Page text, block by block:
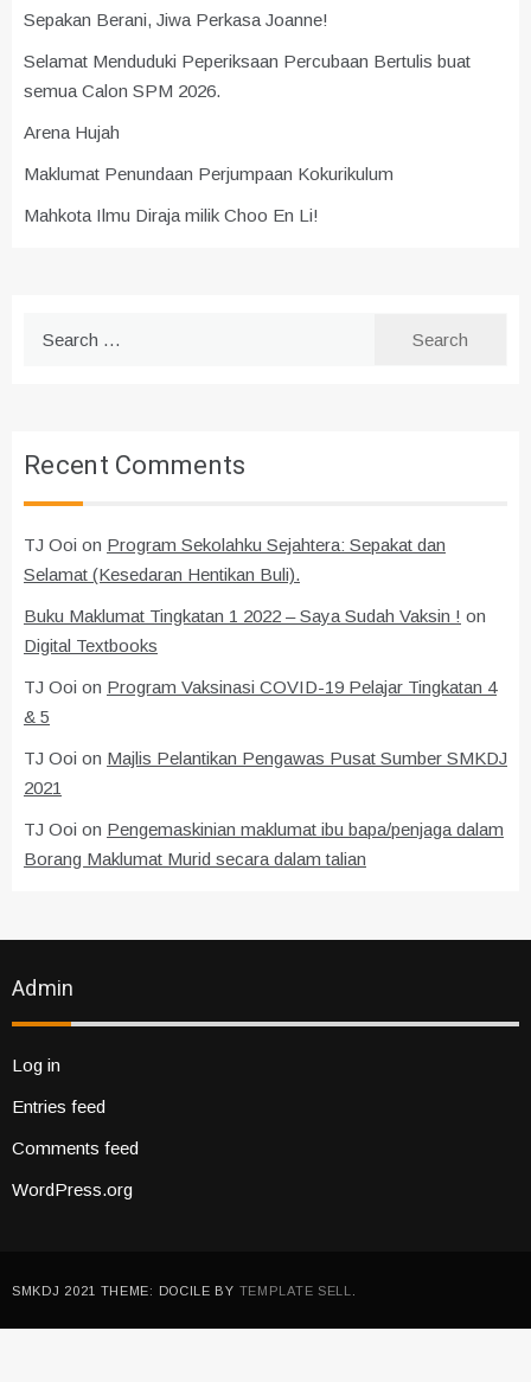
Sepakan Berani, Jiwa Perkasa Joanne!
Selamat Menduduki Peperiksaan Percubaan Bertulis buat
semua Calon SPM 2026.
Arena Hujah
Maklumat Penundaan Perjumpaan Kokurikulum
Mahkota Ilmu Diraja milik Choo En Li!
Recent Comments
TJ Ooi on Program Sekolahku Sejahtera: Sepakat dan
Selamat (Kesedaran Hentikan Buli).
Buku Maklumat Tingkatan 1 2022 – Saya Sudah Vaksin ! on
Digital Textbooks
TJ Ooi on Program Vaksinasi COVID-19 Pelajar Tingkatan 4
& 5
TJ Ooi on Majlis Pelantikan Pengawas Pusat Sumber SMKDJ
2021
TJ Ooi on Pengemaskinian maklumat ibu bapa/penjaga dalam
Borang Maklumat Murid secara dalam talian
Admin
Log in
Entries feed
Comments feed
WordPress.org
SMKDJ 2021 THEME: DOCILE BY TEMPLATE SELL